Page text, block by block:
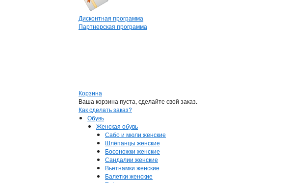
Дисконтная программа
Партнерская программа
Корзина
Ваша корзина пуста, сделайте свой заказ.
Как сделать заказ?
Обувь
Женская обувь
Сабо и мюли женские
Шлёпанцы женские
Босоножки женские
Сандалии женские
Вьетнамки женские
Балетки женские